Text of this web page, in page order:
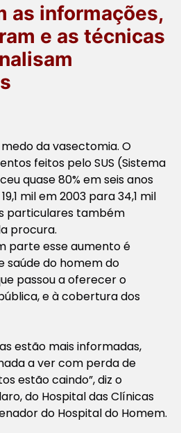
as informações,
e as técnicas
da vasectomia. O
feitos pelo SUS (Sistema
quase 80% em seis anos
mil em 2003 para 34,1 mil
particulares também
procura.
parte esse aumento é
saúde do homem do
passou a oferecer o
e à cobertura dos
estão mais informadas,
a ver com perda de
estão caindo”, diz o
do Hospital das Clínicas
do Hospital do Homem.